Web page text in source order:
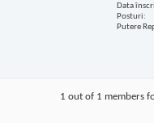
Data
Posturi
Putere
1 out of 1 members